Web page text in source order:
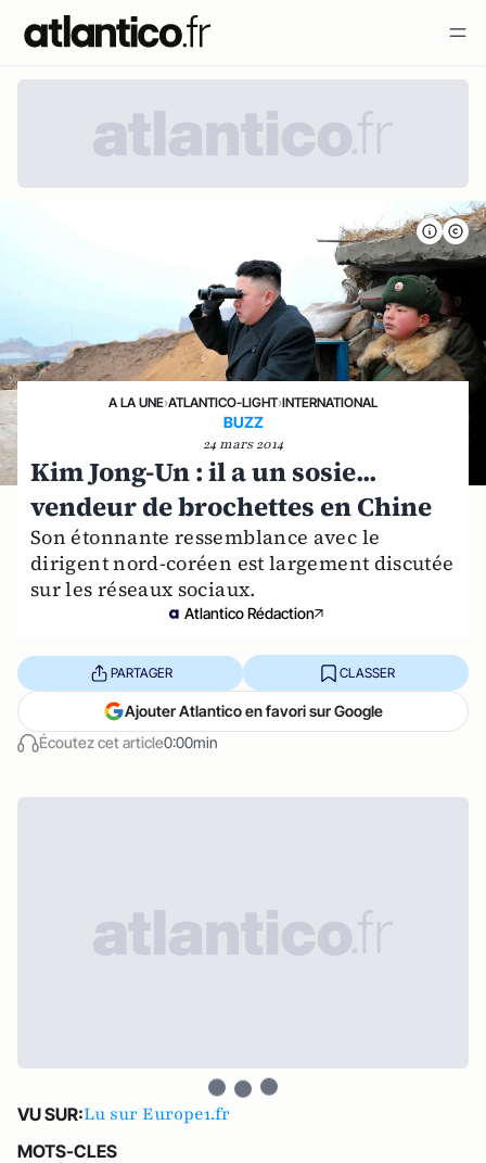
A LA UNE›ATLANTICO-LIGHT›INTERNATIONAL
BUZZ
24 mars 2014
Kim Jong-Un : il a un sosie...
vendeur de brochettes en Chine
Son étonnante ressemblance avec le
dirigent nord-coréen est largement discutée
sur les réseaux sociaux.
Atlantico Rédaction
Écoutez cet article0:00min
PARTAGER CLASSER
Ajouter Atlantico en favori sur Google
VU SUR:Lu sur Europe1.fr
MOTS-CLES